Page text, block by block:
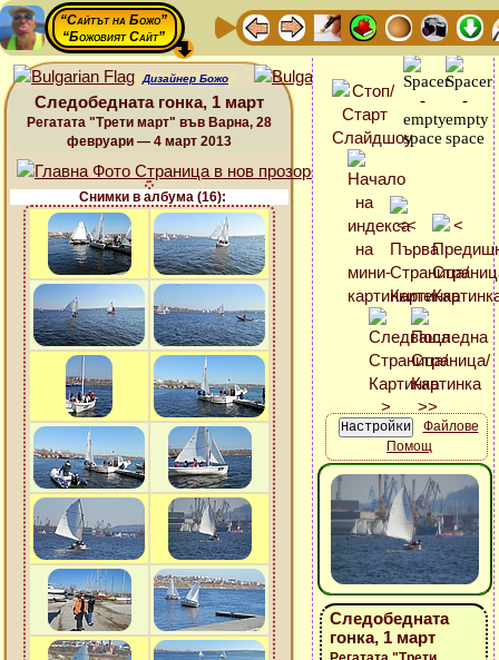
“Сайтът на Божо”
“Божовият Сайт”
Дизайнер Божо
Следобедната гонка, 1 март
Регатата "Трети март" във Варна, 28
февруари — 4 март 2013
Снимки в албума (16):
Файлове
Помощ
Следобедната
гонка, 1 март